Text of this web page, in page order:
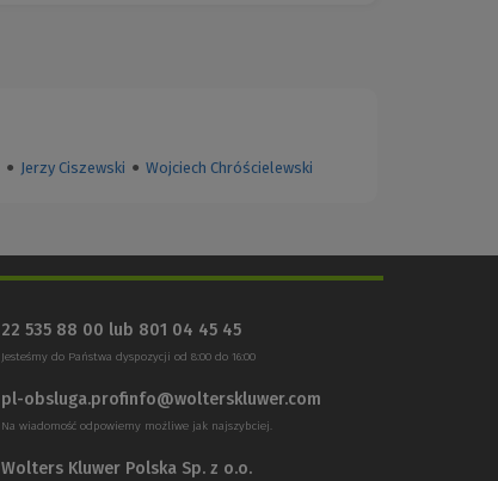
● Jerzy Ciszewski ● Wojciech Chróścielewski
22 535 88 00 lub 801 04 45 45
Jesteśmy do Państwa dyspozycji od 8:00 do 16:00
pl-obsluga.profinfo@wolterskluwer.com
Na wiadomość odpowiemy możliwe jak najszybciej.
Wolters Kluwer Polska Sp. z o.o.